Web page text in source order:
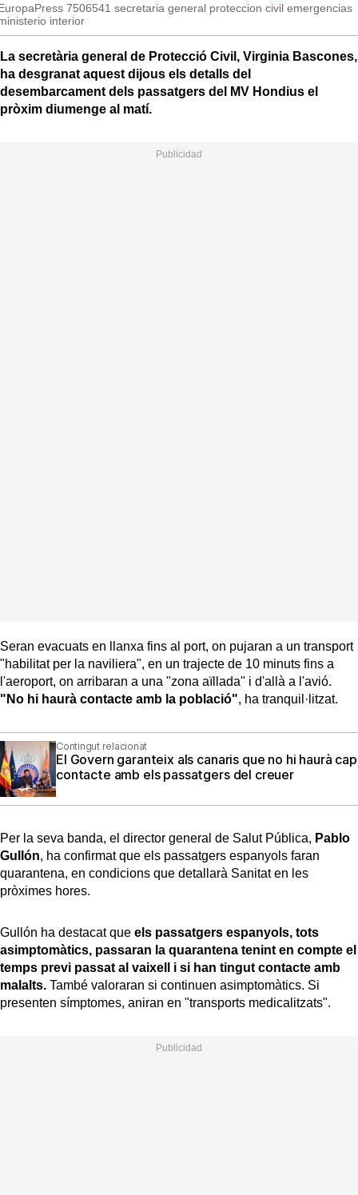
7506541 secretaria general proteccion civil emergencias
interior
La secretària general de Protecció Civil, Virginia Bascones,
ha desgranat aquest dijous els detalls del
desembarcament dels passatgers del MV Hondius el
pròxim diumenge al matí.
Seran evacuats en llanxa fins al port, on pujaran a un transport
"habilitat per la naviliera", en un trajecte de 10 minuts fins a
l'aeroport, on arribaran a una "zona aïllada" i d'allà a l'avió.
"No hi haurà contacte amb la població", ha tranquil·litzat.
Contingut relacionat
El Govern garanteix als canaris que no hi haurà cap
contacte amb els passatgers del creuer
Per la seva banda, el director general de Salut Pública, Pablo
Gullón, ha confirmat que els passatgers espanyols faran
quarantena, en condicions que detallarà Sanitat en les
pròximes hores.
Gullón ha destacat que els passatgers espanyols, tots
asimptomàtics, passaran la quarantena tenint en compte el
temps previ passat al vaixell i si han tingut contacte amb
malalts. També valoraran si continuen asimptomàtics. Si
presenten símptomes, aniran en "transports medicalitzats".